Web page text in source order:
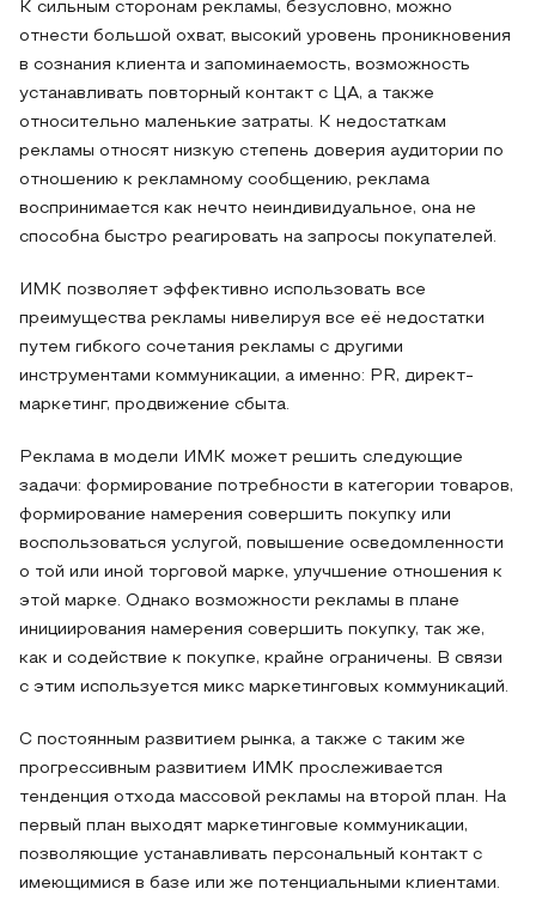
К сильным сторонам рекламы, безусловно, можно
отнести большой охват, высокий уровень проникновения
в сознания клиента и запоминаемость, возможность
устанавливать повторный контакт с ЦА, а также
относительно маленькие затраты. К недостаткам
рекламы относят низкую степень доверия аудитории по
отношению к рекламному сообщению, реклама
воспринимается как нечто неиндивидуальное, она не
способна быстро реагировать на запросы покупателей.
ИМК позволяет эффективно использовать все
преимущества рекламы нивелируя все её недостатки
путем гибкого сочетания рекламы с другими
инструментами коммуникации, а именно: PR, директ-
маркетинг, продвижение сбыта.
Реклама в модели ИМК может решить следующие
задачи: формирование потребности в категории товаров,
формирование намерения совершить покупку или
воспользоваться услугой, повышение осведомленности
о той или иной торговой марке, улучшение отношения к
этой марке. Однако возможности рекламы в плане
инициирования намерения совершить покупку, так же,
как и содействие к покупке, крайне ограничены. В связи
с этим используется микс маркетинговых коммуникаций.
С постоянным развитием рынка, а также с таким же
прогрессивным развитием ИМК прослеживается
тенденция отхода массовой рекламы на второй план. На
первый план выходят маркетинговые коммуникации,
позволяющие устанавливать персональный контакт с
имеющимися в базе или же потенциальными клиентами.